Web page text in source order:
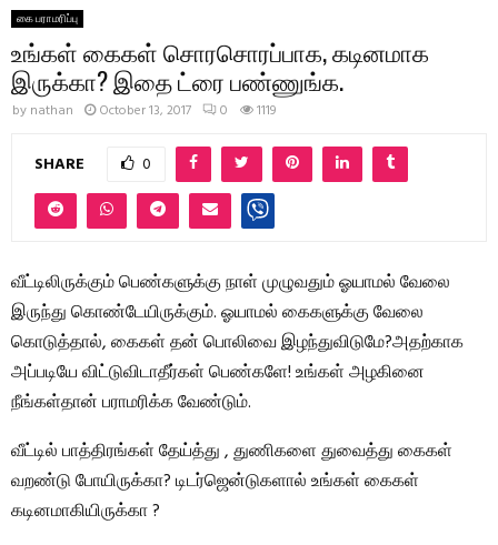
கை பராமரிப்பு
உங்கள் கைகள் சொரசொரப்பாக, கடினமாக
இருக்கா? இதை ட்ரை பண்ணுங்க.
by nathan October 13, 2017 0 1119
SHARE 0
வீட்டிலிருக்கும் பெண்களுக்கு நாள் முழுவதும் ஓயாமல் வேலை
இருந்து கொண்டேயிருக்கும். ஓயாமல் கைகளுக்கு வேலை
கொடுத்தால், கைகள் தன் பொலிவை இழந்துவிடுமே?அதற்காக
அப்படியே விட்டுவிடாதீர்கள் பெண்களே! உங்கள் அழகினை
நீங்கள்தான் பராமரிக்க வேண்டும்.
வீட்டில் பாத்திரங்கள் தேய்த்து , துணிகளை துவைத்து கைகள்
வறண்டு போயிருக்கா? டிடர்ஜென்டுகளால் உங்கள் கைகள்
கடினமாகியிருக்கா ?